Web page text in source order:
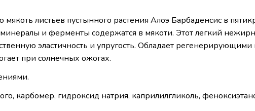
листьев пустынного растения Алоэ Барбаденсис в
и ферменты содержатся в мякоти. Этот легкий
эластичность и упругость. Обладает
при солнечных ожогах.
карбомер, гидроксид натрия, каприлилгликоль,